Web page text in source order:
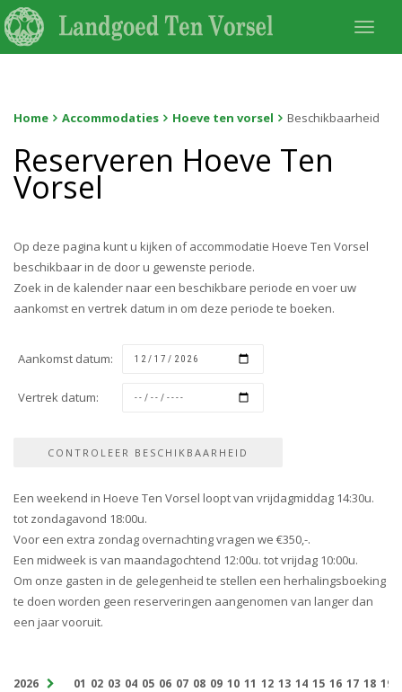
Home Accommodaties Hoeve ten vorsel Beschikbaarheid
Reserveren Hoeve Ten
Vorsel
Op deze pagina kunt u kijken of accommodatie Hoeve Ten Vorsel
beschikbaar in de door u gewenste periode.
Zoek in de kalender naar een beschikbare periode en voer uw
aankomst en vertrek datum in om deze periode te boeken.
Aankomst datum:
Vertrek datum:
Een weekend in Hoeve Ten Vorsel loopt van vrijdagmiddag 14:30u.
tot zondagavond 18:00u.
Voor een extra zondag overnachting vragen we €350,-.
Een midweek is van maandagochtend 12:00u. tot vrijdag 10:00u.
Om onze gasten in de gelegenheid te stellen een herhalingsboeking
te doen worden geen reserveringen aangenomen van langer dan
een jaar vooruit.
2026 01 02 03 04 05 06 07 08 09 10 11 12 13 14 15 16 17 18 19